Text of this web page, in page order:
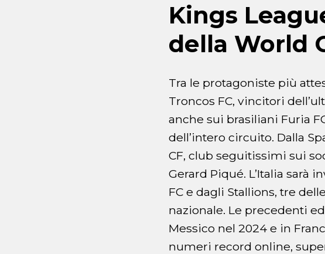
Kings
della World
Tra le protagoniste più
Troncos FC, vincitori
anche sui brasiliani Furia
dell’intero circuito. Dalla
CF, club seguitissimi sui
Gerard Piqué. L’Italia sarà
FC e dagli Stallions, tre
nazionale. Le precedenti
Messico nel 2024 e in
numeri record online,